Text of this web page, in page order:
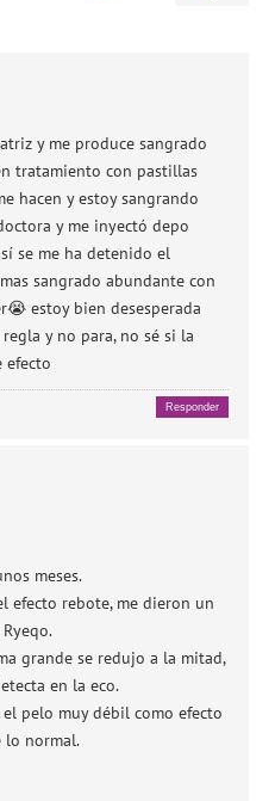
y me produce sangrado
tratamiento con pastillas
hacen y estoy sangrando
y me inyectó depo
se me ha detenido el
sangrado abundante con
estoy bien desesperada
y no para, no sé si la
efecto
Responder
meses.
efecto rebote, me dieron un
grande se redujo a la mitad,
en la eco.
pelo muy débil como efecto
lo normal.